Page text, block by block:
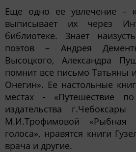
Еще одно ее увлечение –
выписывает их через
библиотеке. Знает
поэтов – Андрея
Высоцкого, Александра
помнит все письмо Татьяны
Онегин». Ее настольные
местах - «Путешествие
издательства
М.И.Трофимовой «Рыбная
голоса», нравятся книги
врача и другие.